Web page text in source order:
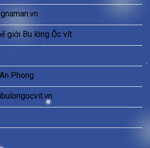
giới Bu lông Ốc vít
Phong